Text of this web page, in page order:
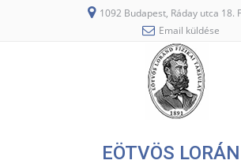
1092 Budapest, Ráday utca 18.
Email küldése
EÖTVÖS